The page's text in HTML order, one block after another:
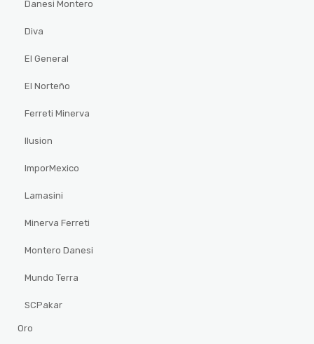
Danesi Montero
Diva
El General
El Norteño
Ferreti Minerva
Ilusion
ImporMexico
Lamasini
Minerva Ferreti
Montero Danesi
Mundo Terra
SCPakar
Oro